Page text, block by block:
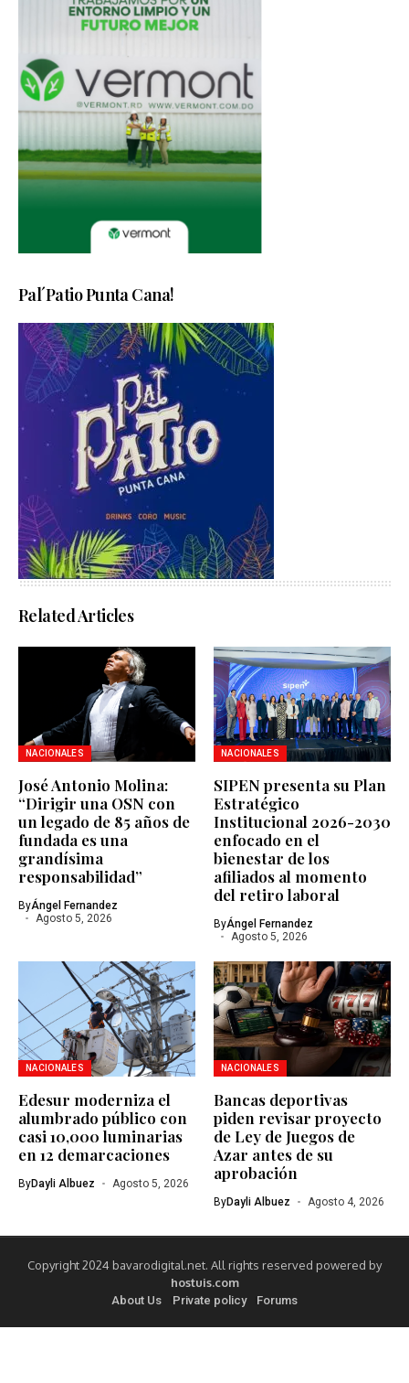
Pal´Patio Punta Cana!
Related Articles
NACIONALES
José Antonio Molina:
“Dirigir una OSN con
un legado de 85 años de
fundada es una
grandísima
responsabilidad”
ByÁngel Fernandez
Agosto 5, 2026
NACIONALES
SIPEN presenta su Plan
Estratégico
Institucional 2026-2030
enfocado en el
bienestar de los
afiliados al momento
del retiro laboral
ByÁngel Fernandez
Agosto 5, 2026
NACIONALES
Edesur moderniza el
alumbrado público con
casi 10,000 luminarias
en 12 demarcaciones
ByDayli Albuez Agosto 5, 2026
NACIONALES
Bancas deportivas
piden revisar proyecto
de Ley de Juegos de
Azar antes de su
aprobación
ByDayli Albuez Agosto 4, 2026
Copyright 2024 bavarodigital.net. All rights reserved powered by
hostuis.com
About Us Private policy Forums